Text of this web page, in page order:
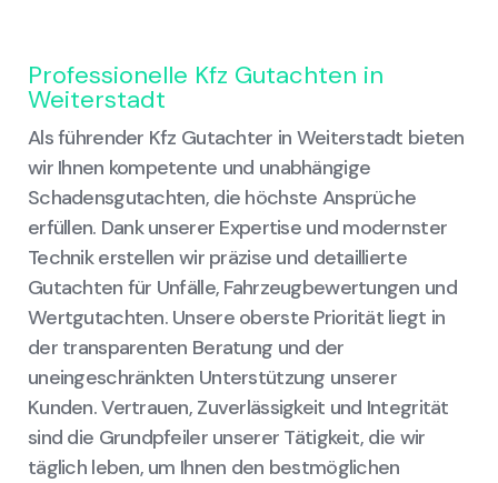
Professionelle Kfz Gutachten in
Weiterstadt
Als führender Kfz Gutachter in Weiterstadt bieten
wir Ihnen kompetente und unabhängige
Schadensgutachten, die höchste Ansprüche
erfüllen. Dank unserer Expertise und modernster
Technik erstellen wir präzise und detaillierte
Gutachten für Unfälle, Fahrzeugbewertungen und
Wertgutachten. Unsere oberste Priorität liegt in
der transparenten Beratung und der
uneingeschränkten Unterstützung unserer
Kunden. Vertrauen, Zuverlässigkeit und Integrität
sind die Grundpfeiler unserer Tätigkeit, die wir
täglich leben, um Ihnen den bestmöglichen